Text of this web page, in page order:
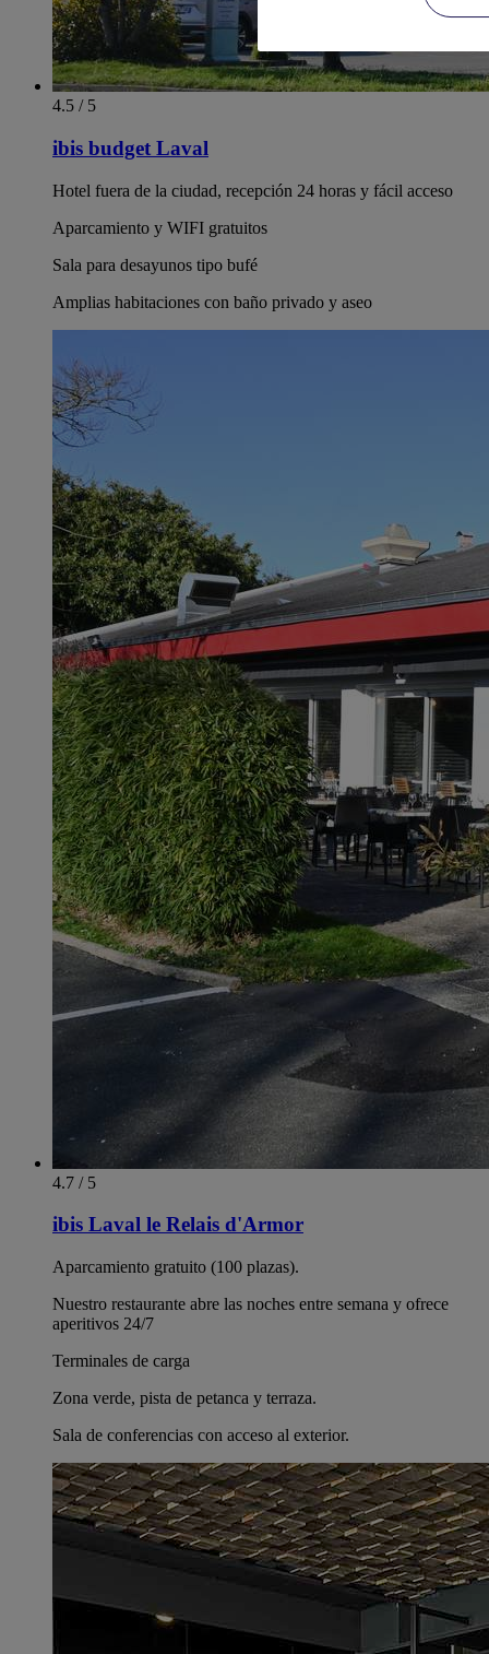
4.5 / 5
ibis budget Laval
Hotel fuera de la ciudad, recepción 24 horas y fácil acceso
Aparcamiento y WIFI gratuitos
Sala para desayunos tipo bufé
Amplias habitaciones con baño privado y aseo
4.7 / 5
ibis Laval le Relais d'Armor
Aparcamiento gratuito (100 plazas).
Nuestro restaurante abre las noches entre semana y ofrece
aperitivos 24/7
Terminales de carga
Zona verde, pista de petanca y terraza.
Sala de conferencias con acceso al exterior.